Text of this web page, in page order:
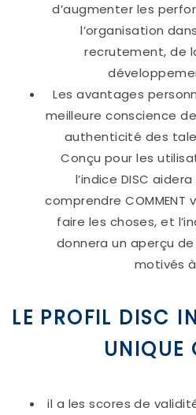
d’augmenter les
l’organisation
recrutement, de
Les avantages
meilleure conscience
authenticité des
Conçu pour les
l’indice DISC
comprendre
faire les choses, et
donnera un aperçu de
motivés
LE PROFIL DISC
UNIQUE
il a les scores de